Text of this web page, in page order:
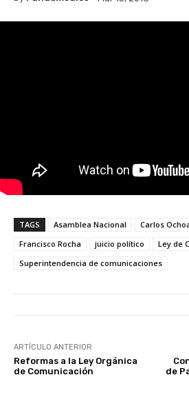
TAGS Asamblea Nacional Carlos
Francisco Rocha
juicio político Ley de
Superintendencia de comunicaciones
ARTÍCULO ANTERIOR
Reformas a la Ley Orgánica
de Comunicación
de